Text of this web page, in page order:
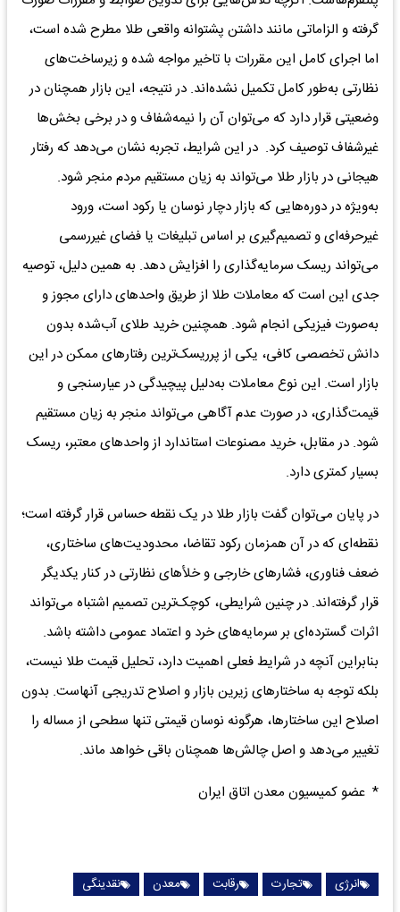
گرفته و الزاماتی مانند داشتن پشتوانه واقعی طلا مطرح شده است،
اما اجرای کامل این مقررات با تاخیر مواجه شده و زیرساخت‌های
نظارتی به‌طور کامل تکمیل نشده‌اند. در نتیجه، این بازار همچنان در
وضعیتی قرار دارد که می‌توان آن را نیمه‌شفاف و در برخی بخش‌ها
غیرشفاف توصیف کرد. در این شرایط، تجربه نشان می‌دهد که رفتار
هیجانی در بازار طلا می‌تواند به زیان مستقیم مردم منجر شود.
به‌ویژه در دوره‌هایی که بازار دچار نوسان یا رکود است، ورود
غیرحرفه‌ای و تصمیم‌گیری بر اساس تبلیغات یا فضای غیررسمی
می‌تواند ریسک سرمایه‌گذاری را افزایش دهد. به همین دلیل، توصیه
جدی این است که معاملات طلا از طریق واحدهای دارای مجوز و
به‌صورت فیزیکی انجام شود. همچنین خرید طلای آب‌شده بدون
دانش تخصصی کافی، یکی از پرریسک‌ترین رفتارهای ممکن در این
بازار است. این نوع معاملات به‌دلیل پیچیدگی در عیارسنجی و
قیمت‌گذاری، در صورت عدم آگاهی می‌تواند منجر به زیان مستقیم
شود. در مقابل، خرید مصنوعات استاندارد از واحدهای معتبر، ریسک
بسیار کمتری دارد.
در پایان می‌توان گفت بازار طلا در یک نقطه حساس قرار گرفته است؛
نقطه‌ای که در آن همزمان رکود تقاضا، محدودیت‌های ساختاری،
ضعف فناوری، فشارهای خارجی و خلأهای نظارتی در کنار یکدیگر
قرار گرفته‌اند. در چنین شرایطی، کوچک‌ترین تصمیم اشتباه می‌تواند
اثرات گسترده‌ای بر سرمایه‌های خرد و اعتماد عمومی داشته باشد.
بنابراین آنچه در شرایط فعلی اهمیت دارد، تحلیل قیمت طلا نیست،
بلکه توجه به ساختارهای زیرین بازار و اصلاح تدریجی آنهاست. بدون
اصلاح این ساختارها، هرگونه نوسان قیمتی تنها سطحی از مساله را
تغییر می‌دهد و اصل چالش‌ها همچنان باقی خواهد ماند.
* عضو کمیسیون معدن اتاق ایران
انرژی تجارت رقابت معدن نقدینگی